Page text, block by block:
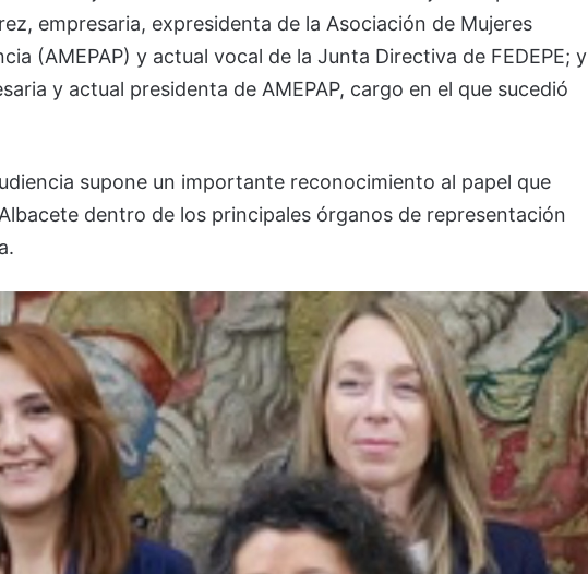
empresaria, expresidenta de la Asociación de Mujeres
(AMEPAP) y actual vocal de la Junta Directiva de FEDEPE; y
y actual presidenta de AMEPAP, cargo en el que sucedió
supone un importante reconocimiento al papel que
dentro de los principales órganos de representación